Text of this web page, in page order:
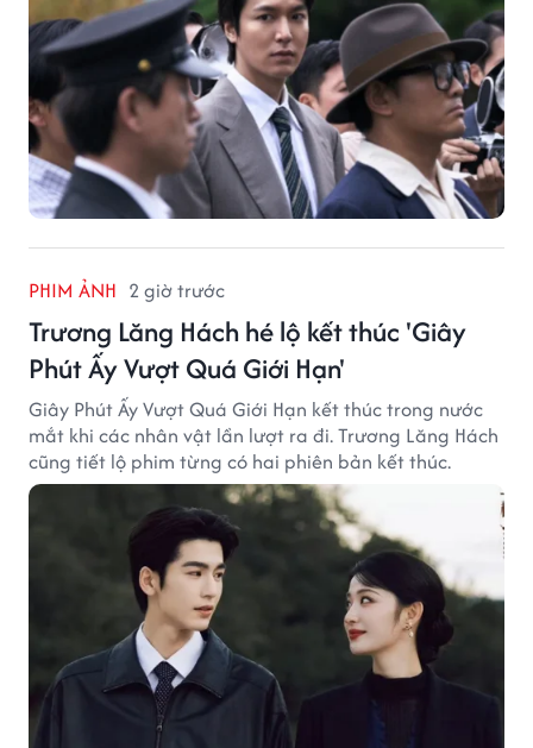
PHIM ẢNH 2 giờ trước
Trương Lăng Hách hé lộ kết thúc 'Giây
Phút Ấy Vượt Quá Giới Hạn'
Giây Phút Ấy Vượt Quá Giới Hạn kết thúc trong nước
mắt khi các nhân vật lần lượt ra đi. Trương Lăng Hách
cũng tiết lộ phim từng có hai phiên bản kết thúc.